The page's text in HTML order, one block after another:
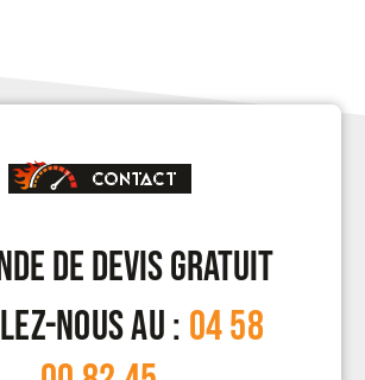
CONTACT
DE DEVIS GRATUIT
NOUS AU : 04 58